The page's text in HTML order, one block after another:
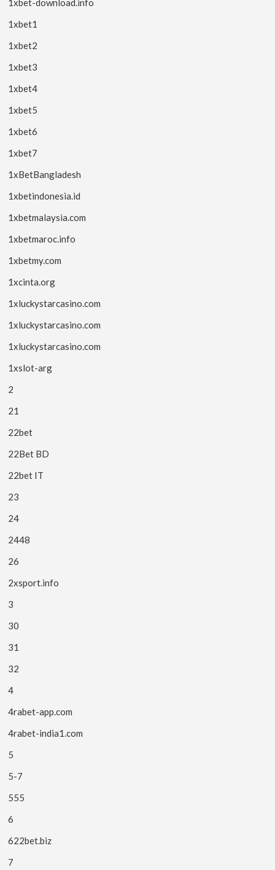
1xbet1
1xbet2
1xbet3
1xbet4
1xbet5
1xbet6
1xbet7
1xBetBangladesh
1xbetindonesia.id
1xbetmalaysia.com
1xbetmaroc.info
1xbetmy.com
1xcinta.org
1xluckystarcasino.com
1xluckystarcasino.com
1xluckystarcasino.com
1xslot-arg
2
21
22bet
22Bet BD
22bet IT
23
24
2448
26
2xsport.info
3
30
31
32
4
4rabet-app.com
4rabet-india1.com
5
5-7
555
6
622bet.biz
7